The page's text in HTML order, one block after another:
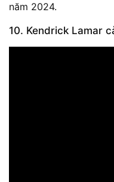
năm 2024.
10. Kendrick Lamar